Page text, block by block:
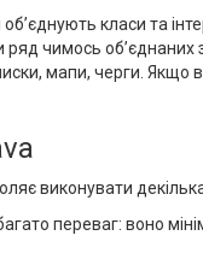
класи та
ряд чимось
мапи, черги.
виконувати
переваг: воно